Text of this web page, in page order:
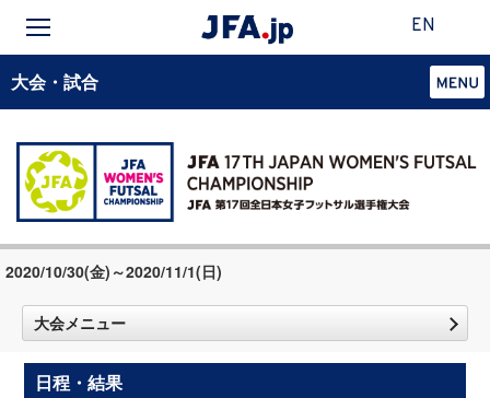
EN
大会・試合
2020/10/30(金)～2020/11/1(日)
大会メニュー
日程・結果